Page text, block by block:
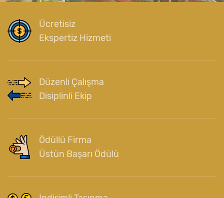
Ücretisiz
Ekspertiz Hizmeti
Düzenli Çalışma
Disiplinli Ekip
Ödüllü Firma
Üstün Başarı Ödülü